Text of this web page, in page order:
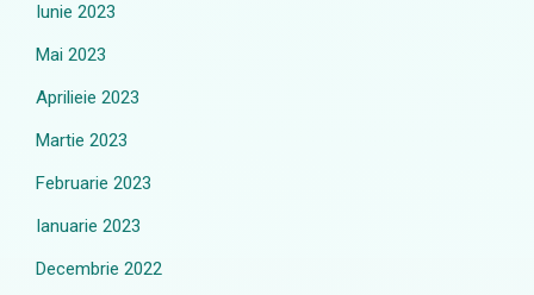
Iunie 2023
Mai 2023
Aprilieie 2023
Martie 2023
Februarie 2023
Ianuarie 2023
Decembrie 2022